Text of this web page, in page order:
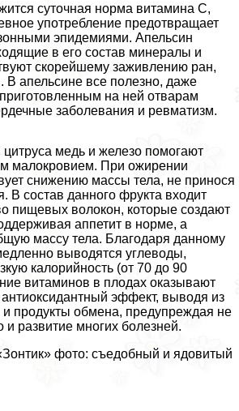
суточная норма витамина С,
употрeбление предотвращает
эпидемиями. Апельсин
в его состав минералы и
скорейшему заживлению ран,
В апельсине все полезно, даже
на ней отварам
заболевания и ревматизм.
медь и железо помогают
малокровием. При ожирении
снижению массы тела, не принося
В состав данного фрукта входит
пищевых волокон, которые создают
аппетит в норме, а
массу тела. Благодаря данному
выводятся углеводы,
калорийность (от 70 до 90
витаминов в плодах оказывают
эффект, выводя из
и продукты обмена, предупреждая не
и развитие многих болезней.
фото: съедобный и ядовитый